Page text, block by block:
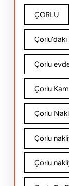
ÇORLU
Çorlu'daki
Çorlu
Çorlu
Çorlu
Çorlu
Çorlu